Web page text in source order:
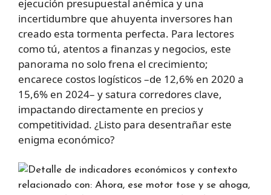
ejecución presupuestal anémica y una
incertidumbre que ahuyenta inversores han
creado esta tormenta perfecta. Para lectores
como tú, atentos a finanzas y negocios, este
panorama no solo frena el crecimiento;
encarece costos logísticos –de 12,6% en 2020 a
15,6% en 2024– y satura corredores clave,
impactando directamente en precios y
competitividad. ¿Listo para desentrañar este
enigma económico?